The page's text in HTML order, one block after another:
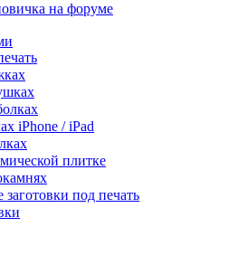
на форуме
iPhone / iPad
плитке
под печать